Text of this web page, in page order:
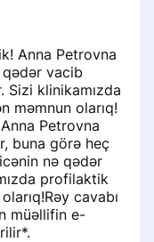
Anna Petrovna
vacib
Sizi klinikamızda
məmnun olarıq!
Petrovna
buna görə heç
nə qədər
profilaktik
cavabı
müəllifin e-